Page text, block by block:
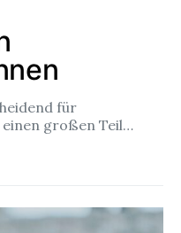
für
großen Teil…